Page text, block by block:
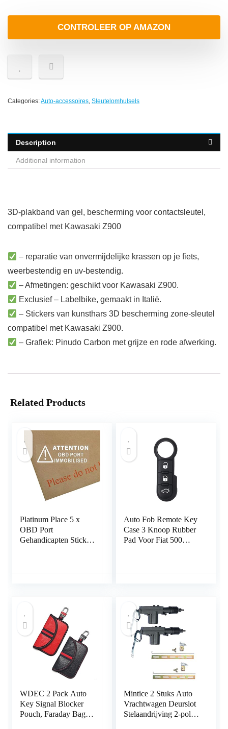
CONTROLEER OP AMAZON
Categories:Auto-accessoires, Sleutelomhulsels
Description
Additional information
3D-plakband van gel, bescherming voor contactsleutel,
compatibel met Kawasaki Z900
– reparatie van onvermijdelijke krassen op je fiets,
weerbestendig en uv-bestendig.
– Afmetingen: geschikt voor Kawasaki Z900.
Exclusief – Labelbike, gemaakt in Italië.
– Stickers van kunsthars 3D bescherming zone-sleutel
compatibel met Kawasaki Z900.
– Grafiek: Pinudo Carbon met grijze en rode afwerking.
Related Products
Platinum Place 5 x
OBD Port
Gehandicapten Stickers
Diagnostics Port
Geïmmobiliseerd
Auto Fob Remote Key
Case 3 Knoop Rubber
Pad Voor Fiat 500
WDEC 2 Pack Auto
Key Signal Blocker
Pouch, Faraday Bag
Mintice 2 Stuks Auto
Vrachtwagen Deurslot
Stelaandrijving 2-polig